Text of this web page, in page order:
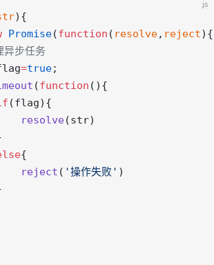
js
){
Promise(function ( resolve, reject){
步任务
=true;
(function (){
(flag){
resolve
(str)
{
reject
( '操作失败' )